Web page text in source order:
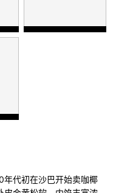
年代初在沙巴开始卖咖椰